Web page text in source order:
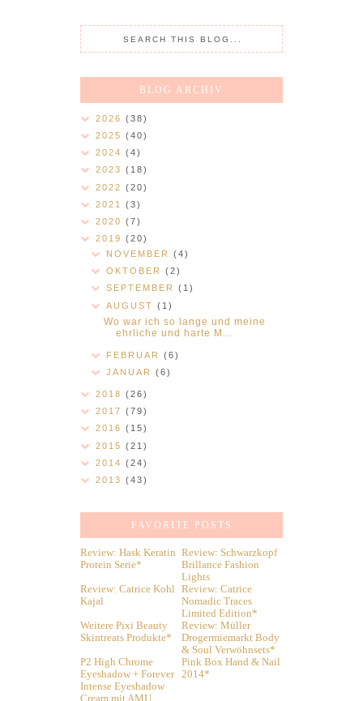
BLOG ARCHIV
2026 (38)
2025 (40)
2024 (4)
2023 (18)
2022 (20)
2021 (3)
2020 (7)
2019 (20)
NOVEMBER(4)
OKTOBER(2)
SEPTEMBER(1)
AUGUST(1)
Wo war ich so lange und meine
ehrliche und harte M...
FEBRUAR(6)
JANUAR(6)
2018 (26)
2017 (79)
2016 (15)
2015 (21)
2014 (24)
2013 (43)
FAVORITE POSTS
Review: Hask Keratin
Protein Serie*
Review: Schwarzkopf
Brillance Fashion
Lights
Review: Catrice Kohl
Kajal
Review: Catrice
Nomadic Traces
Limited Edition*
Weitere Pixi Beauty
Skintreats Produkte*
Review: Müller
Drogermiemarkt Body
& Soul Verwöhnsets*
P2 High Chrome
Eyeshadow + Forever
Intense Eyeshadow
Cream mit AMU
Pink Box Hand & Nail
2014*